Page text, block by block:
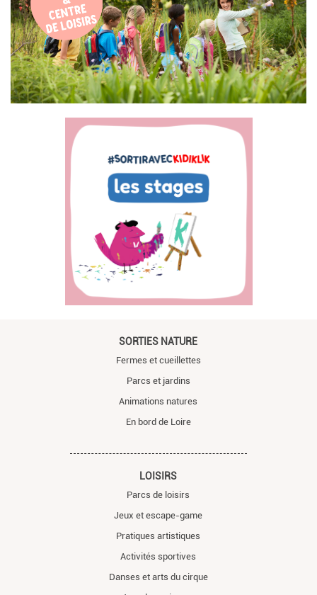
SORTIES NATURE
Fermes et cueillettes
Parcs et jardins
Animations natures
En bord de Loire
LOISIRS
Parcs de loisirs
Jeux et escape-game
Pratiques artistiques
Activités sportives
Danses et arts du cirque